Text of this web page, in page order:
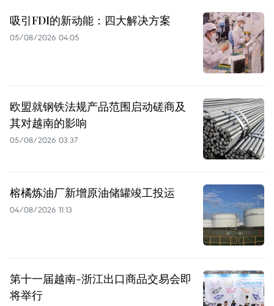
吸引FDI的新动能：四大解决方案
05/08/2026 04:05
欧盟就钢铁法规产品范围启动磋商及
其对越南的影响
05/08/2026 03:37
榕橘炼油厂新增原油储罐竣工投运
04/08/2026 11:13
第十一届越南-浙江出口商品交易会即
将举行